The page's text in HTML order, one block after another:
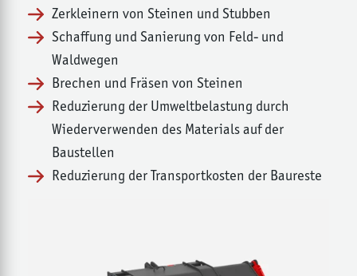
Zerkleinern von Steinen und Stubben
Schaffung und Sanierung von Feld- und
Waldwegen
Brechen und Fräsen von Steinen
Reduzierung der Umweltbelastung durch
Wiederverwenden des Materials auf der
Baustellen
Reduzierung der Transportkosten der Baureste